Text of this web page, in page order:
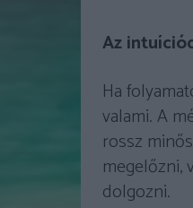
Az
Ha
valami. A
rossz
megelőzni,
dolgozni.